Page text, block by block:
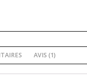
AVIS (1)